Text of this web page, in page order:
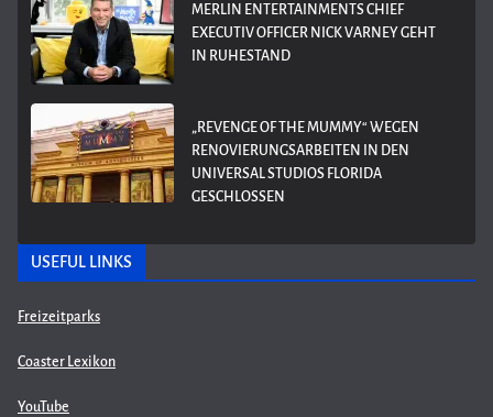
MERLIN ENTERTAINMENTS CHIEF
EXECUTIV OFFICER NICK VARNEY GEHT
IN RUHESTAND
„REVENGE OF THE MUMMY“ WEGEN
RENOVIERUNGSARBEITEN IN DEN
UNIVERSAL STUDIOS FLORIDA
GESCHLOSSEN
USEFUL LINKS
Freizeitparks
Coaster Lexikon
YouTube